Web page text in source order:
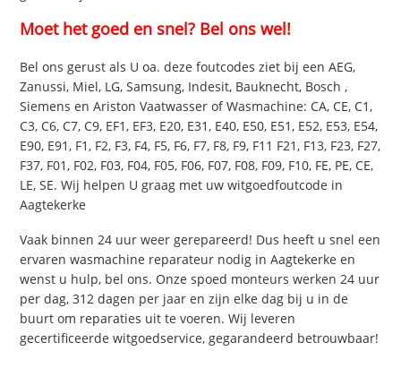
Moet het goed en snel? Bel ons wel!
Bel ons gerust als U oa. deze foutcodes ziet bij een AEG,
Zanussi, Miel, LG, Samsung, Indesit, Bauknecht, Bosch ,
Siemens en Ariston Vaatwasser of Wasmachine: CA, CE, C1,
C3, C6, C7, C9, EF1, EF3, E20, E31, E40, E50, E51, E52, E53, E54,
E90, E91, F1, F2, F3, F4, F5, F6, F7, F8, F9, F11 F21, F13, F23, F27,
F37, F01, F02, F03, F04, F05, F06, F07, F08, F09, F10, FE, PE, CE,
LE, SE. Wij helpen U graag met uw witgoedfoutcode in
Aagtekerke
Vaak binnen 24 uur weer gerepareerd! Dus heeft u snel een
ervaren wasmachine reparateur nodig in Aagtekerke en
wenst u hulp, bel ons. Onze spoed monteurs werken 24 uur
per dag, 312 dagen per jaar en zijn elke dag bij u in de
buurt om reparaties uit te voeren. Wij leveren
gecertificeerde witgoedservice, gegarandeerd betrouwbaar!